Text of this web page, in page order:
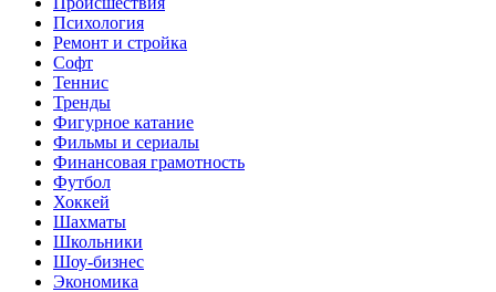
Психология
Ремонт и стройка
Софт
Теннис
Тренды
Фигурное катание
Фильмы и сериалы
Финансовая грамотность
Футбол
Хоккей
Шахматы
Школьники
Шоу-бизнес
Экономика